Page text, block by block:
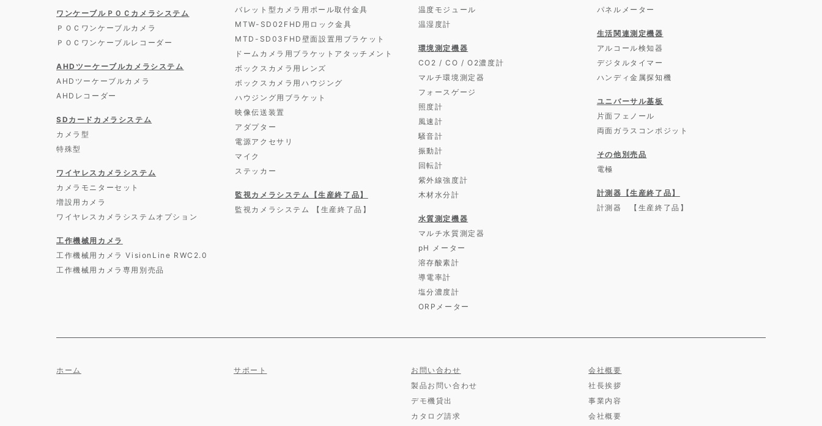
ワンケーブルＰＯＣカメラシステム
ＰＯＣワンケーブルカメラ
ＰＯＣワンケーブルレコーダー
AHDツーケーブルカメラシステム
AHDツーケーブルカメラ
AHDレコーダー
SDカードカメラシステム
カメラ型
特殊型
ワイヤレスカメラシステム
カメラモニターセット
増設用カメラ
ワイヤレスカメラシステムオプション
工作機械用カメラ
工作機械用カメラ VisionLine RWC2.0
工作機械用カメラ専用別売品
バレット型カメラ用ポール取付金具
MTW-SD02FHD用ロック金具
MTD-SD03FHD壁面設置用ブラケット
ドームカメラ用ブラケットアタッチメント
ボックスカメラ用レンズ
ボックスカメラ用ハウジング
ハウジング用ブラケット
映像伝送装置
アダプター
電源アクセサリ
マイク
ステッカー
監視カメラシステム【生産終了品】
監視カメラシステム 【生産終了品】
温度モジュール
温湿度計
環境測定機器
CO2 / CO / O2濃度計
マルチ環境測定器
フォースゲージ
照度計
風速計
騒音計
振動計
回転計
紫外線強度計
木材水分計
水質測定機器
マルチ水質測定器
pH メーター
溶存酸素計
導電率計
塩分濃度計
ORPメーター
パネルメーター
生活関連測定機器
アルコール検知器
デジタルタイマー
ハンディ金属探知機
ユニバーサル基板
片面フェノール
両面ガラスコンポジット
その他別売品
電極
計測器【生産終了品】
計測器 【生産終了品】
ホーム サポート
お問い合わせ
製品お問い合わせ
デモ機貸出
カタログ請求
会社概要
社長挨拶
事業内容
会社概要